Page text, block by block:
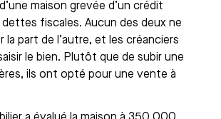
maison grevée d’un crédit
fiscales. Aucun des deux ne
part de l’autre, et les créanciers
le bien. Plutôt que de subir une
ils ont opté pour une vente à